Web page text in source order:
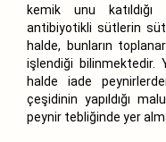
kemik unu katıldığı
antibiyotikli sütlerin
halde, bunların
işlendiği bilinmektedir.
halde iade
çeşidinin yapıldığı
peynir tebliğinde yer